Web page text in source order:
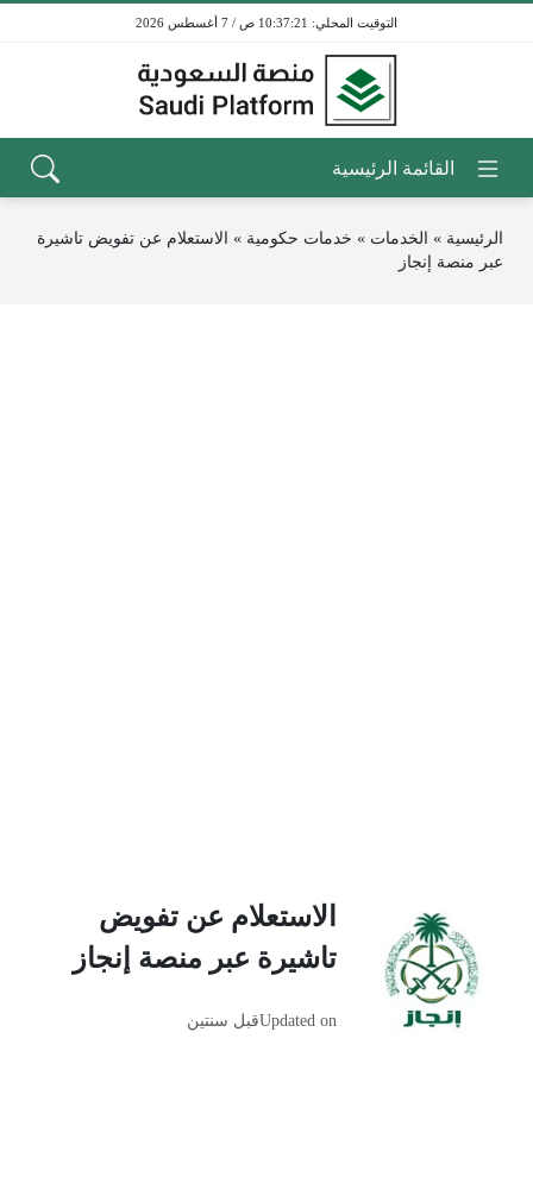
10:37:21 ص / 7 أغسطس 2026
الرئيسية » الخدمات » خدمات حكومية » الاستعلام عن تفويض تاشيرة
عبر منصة إنجاز
الاستعلام عن تفويض
تاشيرة عبر منصة إنجاز
Updated onقبل سنتين